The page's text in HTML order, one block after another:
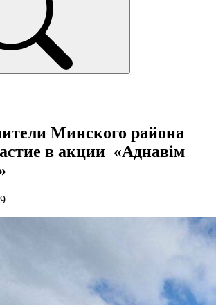
Минского района
в акции «Аднавім